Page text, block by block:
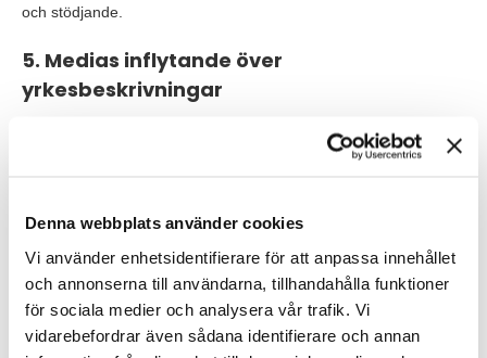
Denna webbplats använder cookies
Vi använder enhetsidentifierare för att anpassa innehållet
och annonserna till användarna, tillhandahålla funktioner
för sociala medier och analysera vår trafik. Vi
vidarebefordrar även sådana identifierare och annan
och stödjande.
5. Medias inflytande över
yrkesbeskrivningar
alltså tydligt enligt LinkedIns rapport. Men vid en närmare titt av
beskrivit män och kvinnor inom samma bransch på olika sätt,
kvinnor. Media kan på så sätt ha en inverkan hur män och
kvinnor väljer att beskriva sig själva i professionella
sammanhang.
Vill du också lyckas bättre med mångfald och jämställdhet